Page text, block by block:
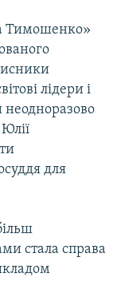
Тимошенко»
лідери і
неодноразово
для
стала справа